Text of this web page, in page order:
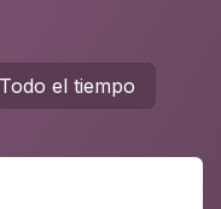
Todo el tiempo